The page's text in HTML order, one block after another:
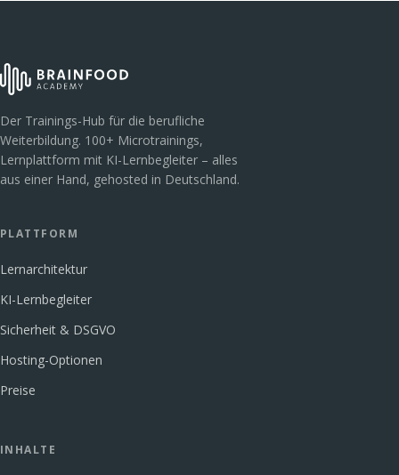
Der Trainings-Hub für die berufliche
Weiterbildung. 100+ Microtrainings,
Lernplattform mit KI-Lernbegleiter – alles
aus einer Hand, gehosted in Deutschland.
PLATTFORM
Lernarchitektur
KI-Lernbegleiter
Sicherheit & DSGVO
Hosting-Optionen
Preise
INHALTE